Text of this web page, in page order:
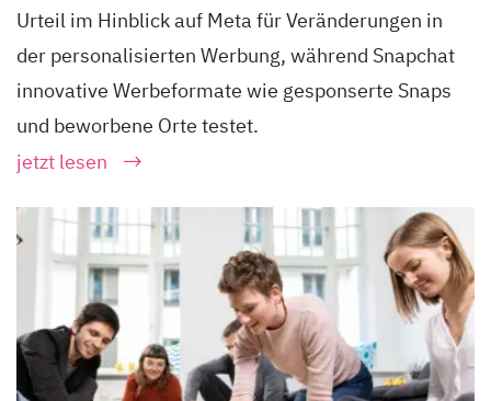
Urteil im Hinblick auf Meta für Veränderungen in
der personalisierten Werbung, während Snapchat
innovative Werbeformate wie gesponserte Snaps
und beworbene Orte testet.
jetzt lesen